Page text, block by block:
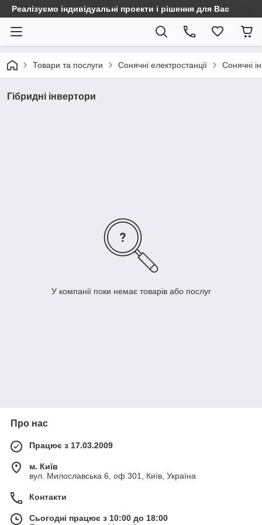
Реалізуємо індивідуальні проекти і рішення для Вас
Товари та послуги Сонячні електростанції Сонячні
Гібридні інвертори
У компанії поки немає товарів або послуг
Про нас
Працює з 17.03.2009
м. Київ
вул. Милославська 6, оф 301, Київ, Україна
Контакти
Сьогодні працює з 10:00 до 18:00